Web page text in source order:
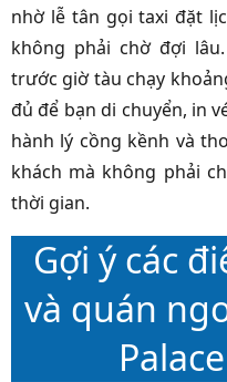
nhờ lễ tân gọi taxi đặt
không phải chờ đợi
trước giờ tàu chạy
đủ để bạn di chuyển, in
hành lý cồng kềnh và
khách mà không phải
thời gian.
Gợi ý các
và quán